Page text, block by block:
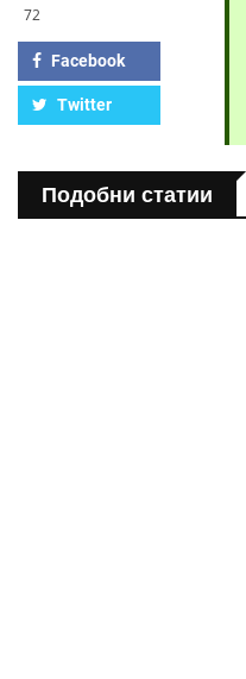
72
Facebook
Twitter
Подобни статии